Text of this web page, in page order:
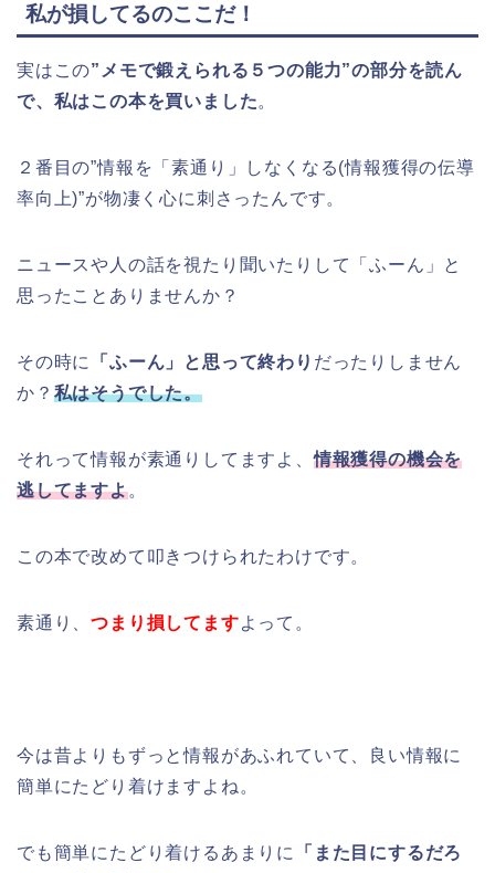
私が損してるのここだ！
実はこの”メモで鍛えられる５つの能力”の部分を読ん
で、私はこの本を買いました。
２番目の”情報を「素通り」しなくなる(情報獲得の伝導
率向上)”が物凄く心に刺さったんです。
ニュースや人の話を視たり聞いたりして「ふーん」と
思ったことありませんか？
その時に 「ふーん」と思って終わり だったりしません
か？ 私はそうでした。
それって情報が素通りしてますよ、情報獲得の機会を
逃してますよ。
この本で改めて叩きつけられたわけです。
素通り、つまり損してますよって。
今は昔よりもずっと情報があふれていて、良い情報に
簡単にたどり着けますよね。
でも簡単にたどり着けるあまりに
「また目にするだろ